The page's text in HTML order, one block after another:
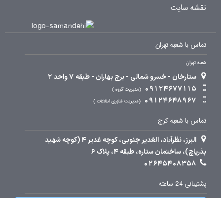
نقشه سایت
تماس با شعبه تهران
شعبه تهران
ستارخان - خسرو شمالی - برج بهاران - طبقه 7 واحد 2
09124677115
مدیریت گروه
09124648967 مدیریت فناوری اطلاعات
تماس با شعبه کرج
البرز، نظرآباد، الغدیر جنوبی، کوچه غدیر 4 (کوچه شهید
بذرپاچ)، ساختمان ستاره، طبقه 4، پلاک 6
02645408358
پشتیبانی 24 ساعته